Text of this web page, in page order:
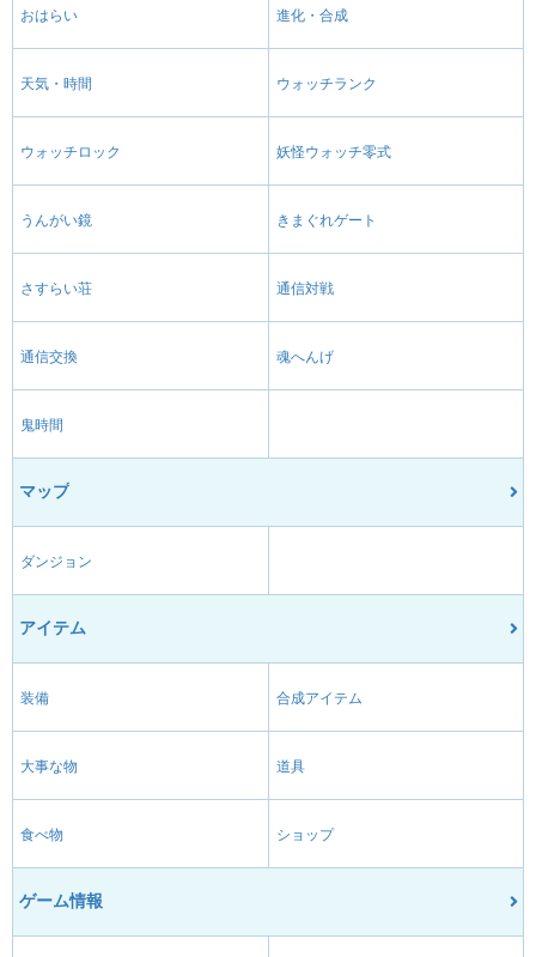
おはらい 進化・合成
天気・時間 ウォッチランク
ウォッチロック 妖怪ウォッチ零式
うんがい鏡 きまぐれゲート
さすらい荘 通信対戦
通信交換 魂へんげ
鬼時間
マップ
ダンジョン
アイテム
装備 合成アイテム
大事な物 道具
食べ物 ショップ
ゲーム情報